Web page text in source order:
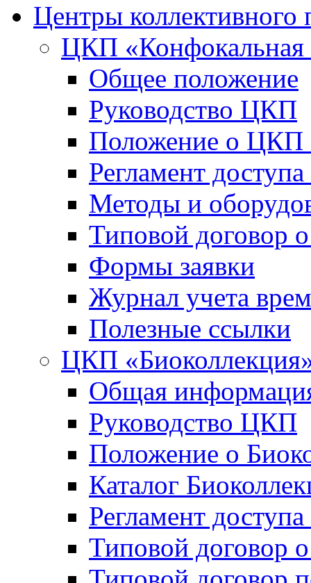
Центры коллективного
ЦКП «Конфокальная
Общее положение
Руководство ЦКП
Положение о
Регламент
Методы и
Типовой договор
Формы заявки
Журнал учета
Полезные ссылки
ЦКП
Общая
Руководство ЦКП
Положение о
Каталог
Регламент
Типовой договор